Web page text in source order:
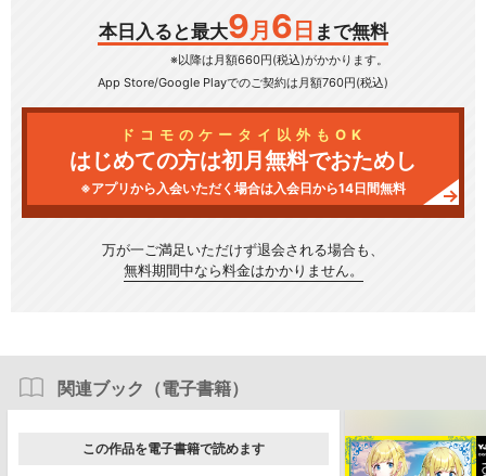
本日入ると最大9 月 6 日 まで無料
※以降は月額660円(税込)がかかります。
App Store/Google Playでのご契約は月額760円(税込)
ドコモのケータイ以外もOK
はじめての方は初月無料でおためし
※アプリから入会いただく場合は入会日から14日間無料
万が一ご満足いただけず退会される場合も、
無料期間中なら料金はかかりません。
関連ブック（電子書籍）
この作品を電子書籍で読めます